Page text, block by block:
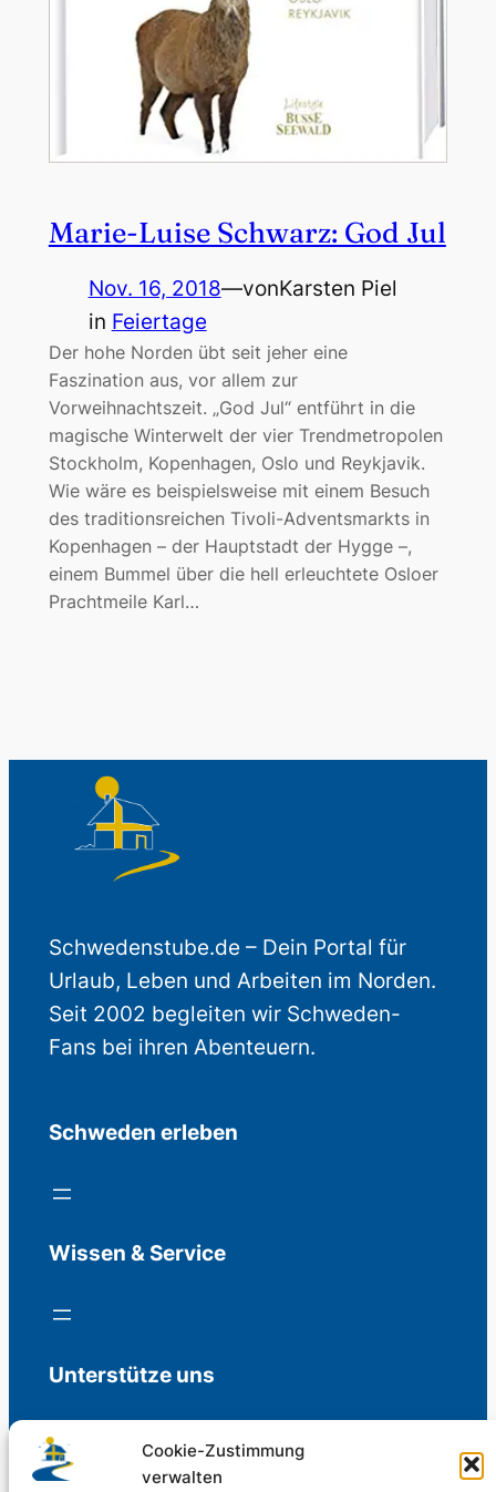
Cookie-Zustimmung
verwalten
Marie-Luise Schwarz: God Jul
Nov. 16, 2018—vonKarsten Piel
in Feiertage
Der hohe Norden übt seit jeher eine
Faszination aus, vor allem zur
Vorweihnachtszeit. „God Jul“ entführt in die
magische Winterwelt der vier Trendmetropolen
Stockholm, Kopenhagen, Oslo und Reykjavik.
Wie wäre es beispielsweise mit einem Besuch
des traditionsreichen Tivoli-Adventsmarkts in
Kopenhagen – der Hauptstadt der Hygge –,
einem Bummel über die hell erleuchtete Osloer
Prachtmeile Karl…
Schwedenstube.de – Dein Portal für
Urlaub, Leben und Arbeiten im Norden.
Seit 2002 begleiten wir Schweden-
Fans bei ihren Abenteuern.
Schweden erleben
Wissen & Service
Unterstütze uns
Freiwillige Spenden für die Aufrechterhaltung